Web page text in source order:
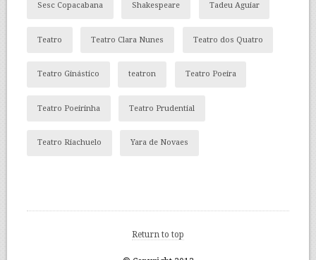
Sesc Copacabana Shakespeare Tadeu Aguiar
Teatro Teatro Clara Nunes Teatro dos Quatro
Teatro Ginástico teatron Teatro Poeira
Teatro Poeirinha Teatro Prudential
Teatro Riachuelo Yara de Novaes
Return to top